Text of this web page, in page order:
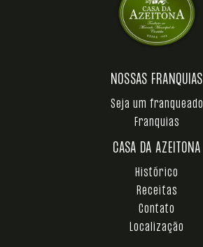
CASA DA AZEITONA
Histórico
Receitas
Contato
Localização
NOSSAS FRANQUIAS
Seja um franqueado
Franquias